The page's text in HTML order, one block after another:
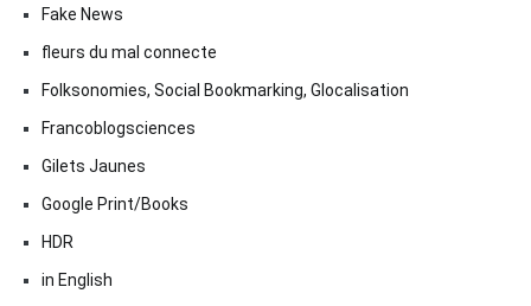
Fake News
fleurs du mal connecte
Folksonomies, Social Bookmarking, Glocalisation
Francoblogsciences
Gilets Jaunes
Google Print/Books
HDR
in English